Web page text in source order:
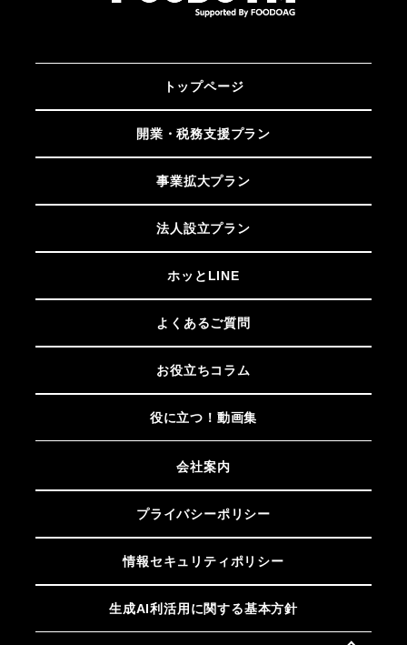
トップページ
開業・税務支援プラン
事業拡大プラン
法人設立プラン
ホッとLINE
よくあるご質問
お役立ちコラム
役に立つ！動画集
会社案内
プライバシーポリシー
情報セキュリティポリシー
生成AI利活用に関する基本方針